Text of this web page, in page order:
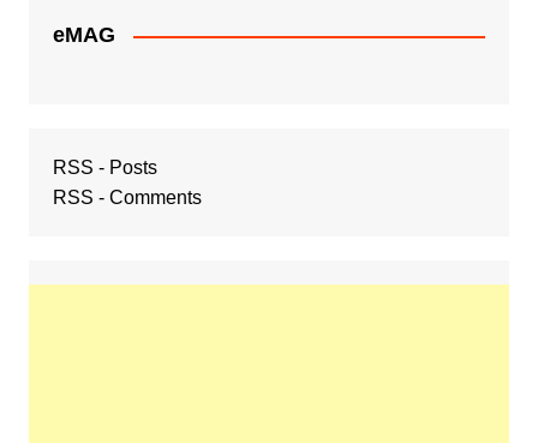
eMAG
RSS - Posts
RSS - Comments